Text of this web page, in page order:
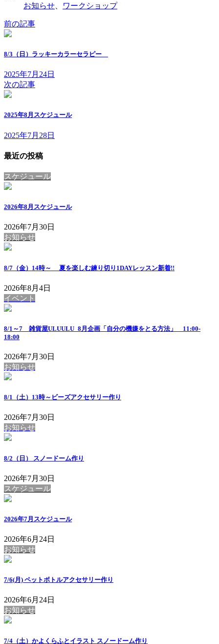
お知らせ
ワークショップ
前の記事
8/3（日）ラッキーカラーセラピー
2025年7月24日
次の記事
2025年8月スケジュール
2025年7月28日
最近の投稿
スケジュール
2026年8月スケジュール
2026年7月30日
お知らせ
8/7（金）14時～ 夏を楽しむ練り切り1DAYレッスン新着!!
2026年8月4日
イベント
8/1～7 雑貨屋ULUULU_8月企画「自分の機嫌をとる方法」 11:00-
18:00
2026年7月30日
お知らせ
8/1（土）13時～ビーズアクセサリー作り
2026年7月30日
お知らせ
8/2（日） スノードーム作り
2026年7月30日
スケジュール
2026年7月スケジュール
2026年6月24日
お知らせ
7/6(月) ペットボトルアクセサリー作り
2026年6月24日
お知らせ
7/4（土）かよくらふとイラスト スノードーム作り